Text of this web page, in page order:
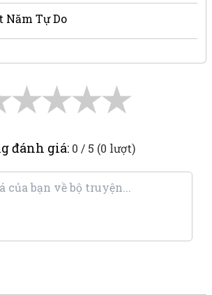
Năm Tự Do
★
★
★
★
đánh giá: 0 / 5 (0 lượt)